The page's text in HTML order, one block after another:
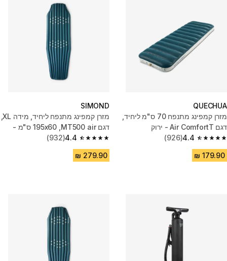
QUECHUA
מזרן קמפינג מתנפח 70 ס"מ ליחיד,
דגם Air ComfortT ‏- ירוק
4.4
4.4 out of 5 stars from 926 reviews
(926)
SIMOND
מזרן קמפינג מתנפח ליחיד, מידה XL,
דגם MT500 air, ‏‏‎195x60 ס"מ -
כחול
4.4
4.4 out of 5 stars from 932 reviews
(932)